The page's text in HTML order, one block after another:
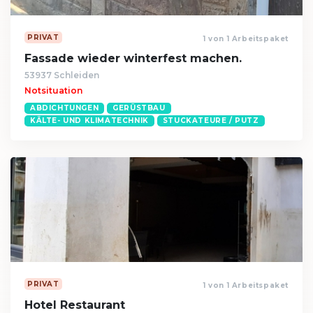
PRIVAT 1 von 1 Arbeitspaket
Fassade wieder winterfest machen.
53937 Schleiden
Notsituation
ABDICHTUNGEN
GERÜSTBAU
KÄLTE- UND KLIMATECHNIK
STUCKATEURE / PUTZ
PRIVAT 1 von 1 Arbeitspaket
Hotel Restaurant